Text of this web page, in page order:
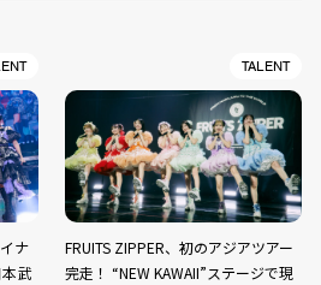
ナ
武
TALENT
FRUITS ZIPPER、初のアジアツアー
完走！ “NEW KAWAII”ステージで現